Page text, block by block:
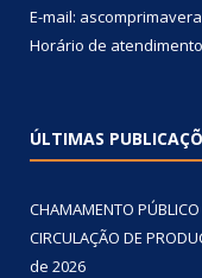
E-mail:
Horário de
ÚLTIMAS
CHAMAMENTO
CIRCULAÇÃO DE
de 2026